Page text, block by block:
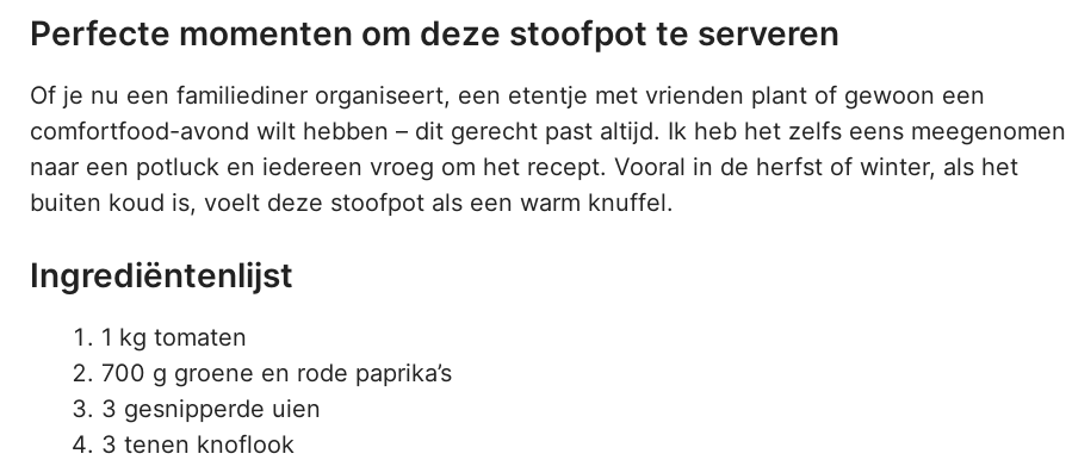
Perfecte momenten om deze stoofpot te serveren
Of je nu een familiediner organiseert, een etentje met vrienden plant of gewoon een
comfortfood-avond wilt hebben – dit gerecht past altijd. Ik heb het zelfs eens meegenomen
naar een potluck en iedereen vroeg om het recept. Vooral in de herfst of winter, als het
buiten koud is, voelt deze stoofpot als een warm knuffel.
Ingrediëntenlijst
1 kg tomaten
700 g groene en rode paprika’s
3 gesnipperde uien
3 tenen knoflook